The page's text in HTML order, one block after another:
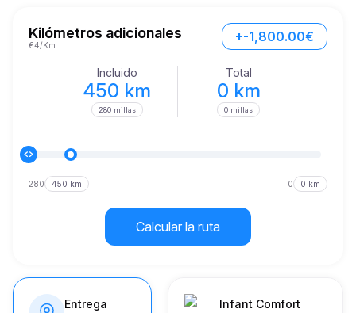
Una de las características destacadas del Range Rover es su
amplio interior, que proporciona un amplio espacio para
pasajeros y equipaje por igual. Ya sea que estés explorando
paisajes urbanos o adentrándote en áreas remotas, este
vehículo asegura que cada pasajero disfrute de la máxima
Kilómetros adicionales
€4/Km
+-1,800.00€
Incluido
450 km
280 millas
Total
0 km
0 millas
280 450 km 0 0 km
Calcular la ruta
Entrega
Infant Comfort